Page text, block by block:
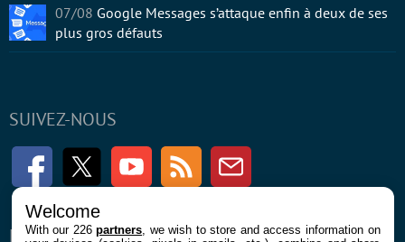
SUIVEZ-NOUS
FacebookTwitter Youtube RSS Newsletter
ENTREPRISE À PROPOS
07/08 Google Messages s’attaque enfin à deux de ses
plus gros défauts
Welcome
With our 226partners , we wish to store and access information on